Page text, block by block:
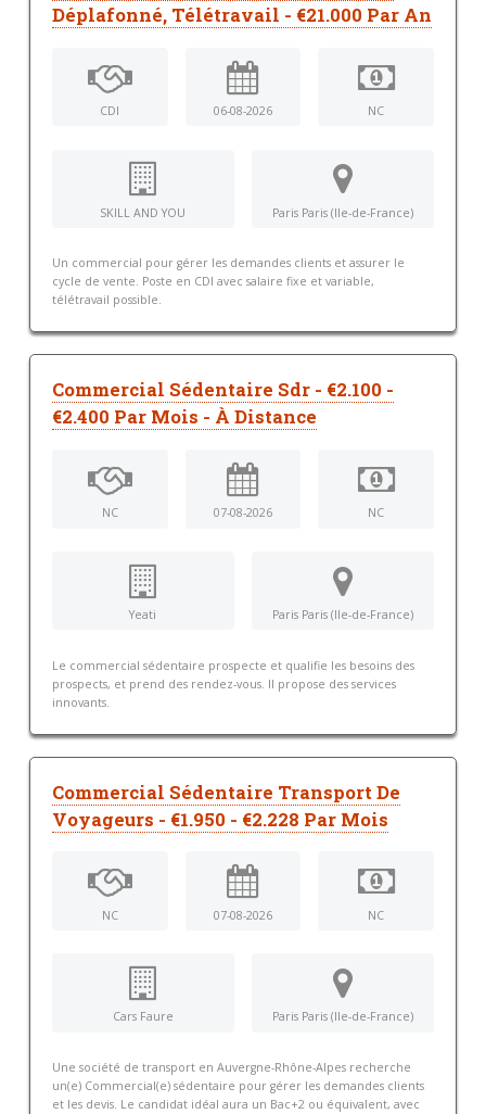
Déplafonné, Télétravail - €21.000 Par An
CDI 06-08-2026 NC
SKILL AND YOU Paris Paris (Ile-de-France)
Un commercial pour gérer les demandes clients et assurer le
cycle de vente. Poste en CDI avec salaire fixe et variable,
télétravail possible.
Commercial Sédentaire Sdr - €2.100 -
€2.400 Par Mois - À Distance
NC 07-08-2026 NC
Yeati Paris Paris (Ile-de-France)
Le commercial sédentaire prospecte et qualifie les besoins des
prospects, et prend des rendez-vous. Il propose des services
innovants.
Commercial Sédentaire Transport De
Voyageurs - €1.950 - €2.228 Par Mois
NC 07-08-2026 NC
Cars Faure Paris Paris (Ile-de-France)
Une société de transport en Auvergne-Rhône-Alpes recherche
un(e) Commercial(e) sédentaire pour gérer les demandes clients
et les devis. Le candidat idéal aura un Bac+2 ou équivalent, avec